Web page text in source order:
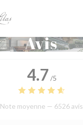
Avis
4.7 /5
Note moyenne — 6526 avis